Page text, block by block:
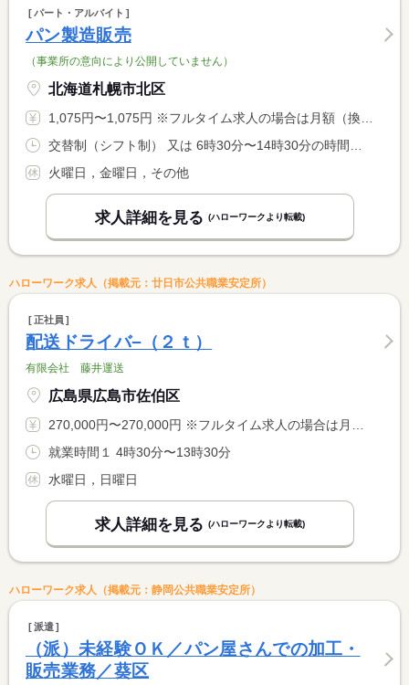
パート・アルバイト
パン製造販売
（事業所の意向により公開していません）
北海道札幌市北区
1,075円〜1,075円 ※フルタイム求人の場合は月額（換算額）、パート求人の場合は時間額を表示しています。
交替制（シフト制） 又は 6時30分〜14時30分の時間の間の5時間以上 就業時間に関する特記事項 ＊月・水・木・土・日曜日で週２日から４日程度、１日５時間以上 <BR> 、朝は７時までに出勤で応相談 <BR> 就業時間、休憩（法定通り付与）などは応相談。
火曜日，金曜日，その他
求人詳細を見る (ハローワークより転載)
ハローワーク求人（掲載元：廿日市公共職業安定所）
正社員
配送ドライバ−（２ｔ）
有限会社 藤井運送
広島県広島市佐伯区
270,000円〜270,000円 ※フルタイム求人の場合は月額（換算額）、パート求人の場合は時間額を表示しています。
就業時間１ 4時30分〜13時30分
水曜日，日曜日
求人詳細を見る (ハローワークより転載)
ハローワーク求人（掲載元：静岡公共職業安定所）
派遣
（派）未経験ＯＫ／パン屋さんでの加工・
販売業務／葵区